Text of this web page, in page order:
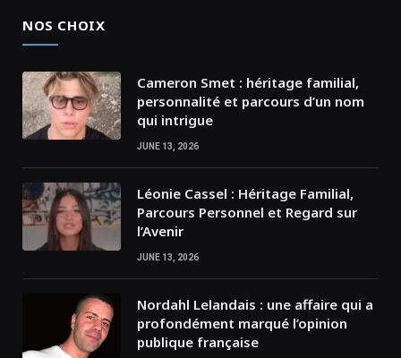
NOS CHOIX
Cameron Smet : héritage familial,
personnalité et parcours d’un nom
qui intrigue
JUNE 13, 2026
Léonie Cassel : Héritage Familial,
Parcours Personnel et Regard sur
l’Avenir
JUNE 13, 2026
Nordahl Lelandais : une affaire qui a
profondément marqué l’opinion
publique française